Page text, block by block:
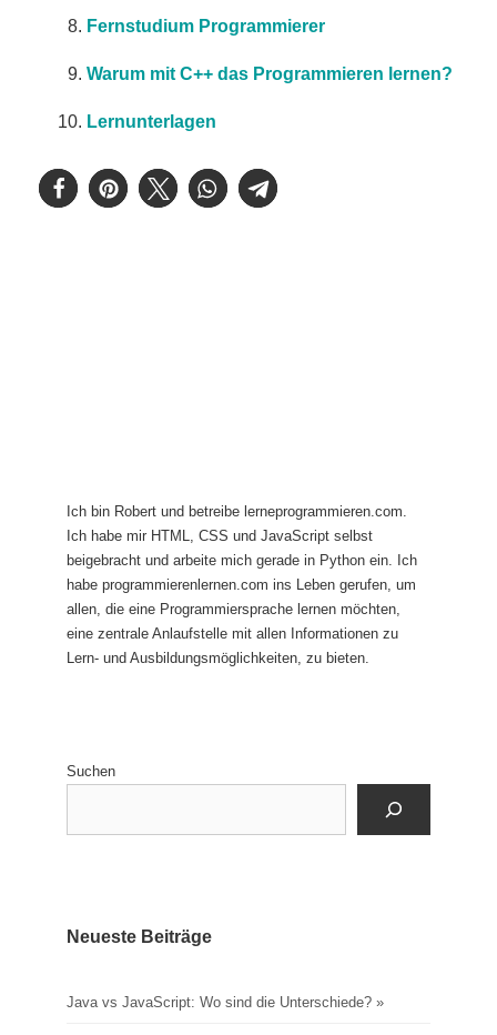
Fernstudium Programmierer
Warum mit C++ das Programmieren lernen?
Lernunterlagen
Ich bin Robert und betreibe lerneprogrammieren.com.
Ich habe mir HTML, CSS und JavaScript selbst
beigebracht und arbeite mich gerade in Python ein. Ich
habe programmierenlernen.com ins Leben gerufen, um
allen, die eine Programmiersprache lernen möchten,
eine zentrale Anlaufstelle mit allen Informationen zu
Lern- und Ausbildungsmöglichkeiten, zu bieten.
Suchen
Neueste Beiträge
Java vs JavaScript: Wo sind die Unterschiede?